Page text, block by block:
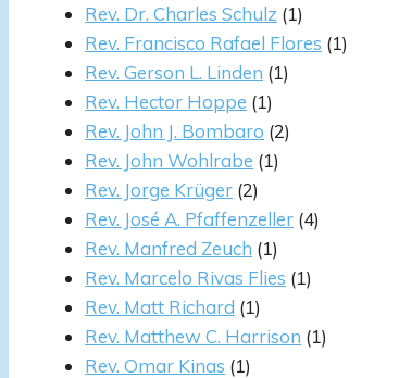
Rev. Dr. Charles Schulz (1)
Rev. Francisco Rafael Flores (1)
Rev. Gerson L. Linden (1)
Rev. Hector Hoppe (1)
Rev. John J. Bombaro (2)
Rev. John Wohlrabe (1)
Rev. Jorge Krüger (2)
Rev. José A. Pfaffenzeller (4)
Rev. Manfred Zeuch (1)
Rev. Marcelo Rivas Flies (1)
Rev. Matt Richard (1)
Rev. Matthew C. Harrison (1)
Rev. Omar Kinas (1)